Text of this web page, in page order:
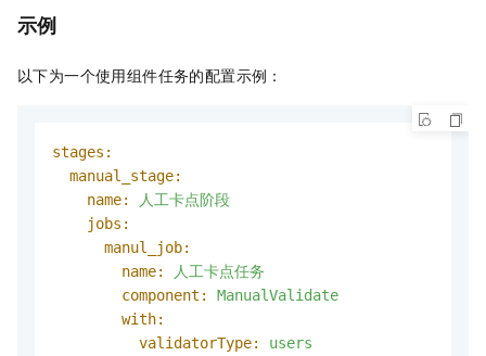
示例
以下为一个使用组件任务的配置示例：
stages:
manual_stage:
name:
人工卡点阶段
jobs:
manul_job:
name:
人工卡点任务
component:
ManualValidate
with:
validatorType:
users